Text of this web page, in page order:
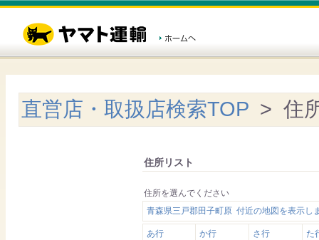
直営店・取扱店検索TOP > 住
住所リスト
住所を選んでください
青森県三戸郡田子町原 付近の地図を表示し
あ行 か行 さ行 た